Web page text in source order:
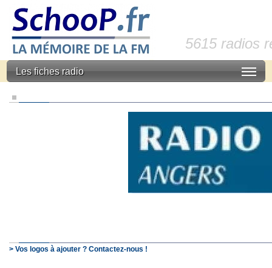
5615 radios
Les fiches radio
> Vos logos à ajouter ? Contactez-nous !